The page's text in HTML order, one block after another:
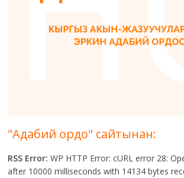
"Адабий ордо" сайтынан:
RSS Error: WP HTTP Error: cURL error 28:
after 10000 milliseconds with 14134 bytes